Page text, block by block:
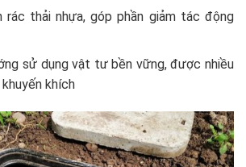
rác thải nhựa, góp phần giảm tác động
sử dụng vật tư bền vững, được nhiều
khích